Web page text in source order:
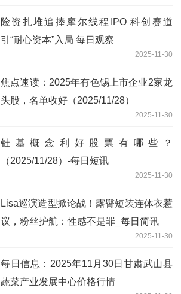
险资扎堆追捧摩尔线程IPO 科创赛道
引“耐心资本”入局 每日观察
2025-11-30
焦点速读：2025年有色锡上市企业2家龙
头股，名单收好（2025/11/28）
2025-11-30
钍基概念利好股票有哪些？
（2025/11/28）-每日短讯
2025-11-30
Lisa巡演造型掀论战！露臀短装连体衣惹
议，粉丝护航：性感不是罪_每日简讯
2025-11-30
每日信息：2025年11月30日甘肃武山县
蔬菜产业发展中心价格行情